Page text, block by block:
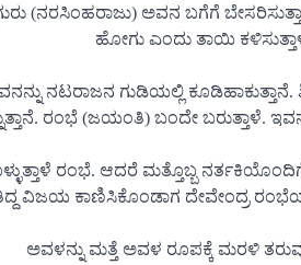
(ನರಸಿಂಹರಾಜು) ಅವನ ಬಗೆಗೆ
ಹೋಗು ಎಂದು ತಾಯಿ
ನಟರಾಜನ ಗುಡಿಯಲ್ಲಿ ಕೂಡಿಹಾಕುತ್ತಾನೆ.
ರಂಭೆ (ಜಯಂತಿ) ಬಂದೇ ಬರುತ್ತಾಳೆ.
ರಂಭೆ. ಆದರೆ ಮತ್ತೊಬ್ಬ
ವಿಜಯ ಕಾಣಿಸಿಕೊಂಡಾಗ ದೇವೇಂದ್ರ
ಅವಳನ್ನು ಮತ್ತೆ ಅವಳ ರೂಪಕ್ಕೆ ಮರಳಿ